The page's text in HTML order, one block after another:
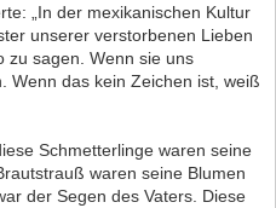
„In der mexikanischen Kultur
unserer verstorbenen Lieben
zu sagen. Wenn sie uns
Wenn das kein Zeichen ist, weiß
Schmetterlinge waren seine
waren seine Blumen
der Segen des Vaters. Diese